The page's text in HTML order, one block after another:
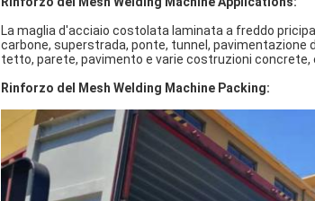
La maglia d'acciaio costolata laminata a freddo
carbone, superstrada, ponte, tunnel,
tetto, parete, pavimento e varie costruzioni concrete,
Rinforzo del Mesh Welding Machine Packing: